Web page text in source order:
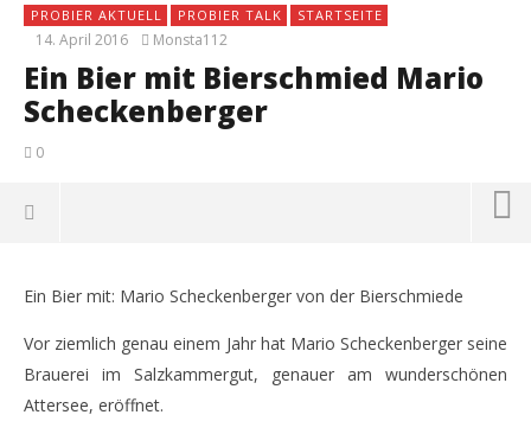
PROBIER AKTUELL PROBIER TALK STARTSEITE
14. April 2016 Monsta112
Ein Bier mit Bierschmied Mario
Scheckenberger
0
Ein Bier mit: Mario Scheckenberger von der Bierschmiede
Vor ziemlich genau einem Jahr hat Mario Scheckenberger seine
Brauerei im Salzkammergut, genauer am wunderschönen
Attersee, eröffnet.